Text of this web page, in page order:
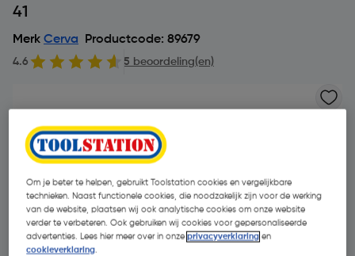
41
Merk Cerva Productcode: 89679
4.6 5 beoordeling(en)
Om je beter te helpen, gebruikt Toolstation cookies en vergelijkbare
technieken. Naast functionele cookies, die noodzakelijk zijn voor de werking
van de website, plaatsen wij ook analytische cookies om onze website
verder te verbeteren. Ook gebruiken wij cookies voor gepersonaliseerde
advertenties. Lees hier meer over in onzeprivacyverklaring en
cookieverklaring.